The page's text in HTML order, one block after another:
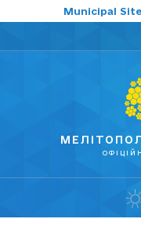
Municipal